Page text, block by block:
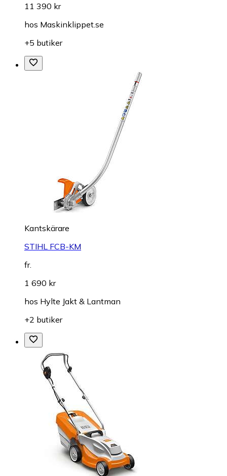
11 390 kr
hos Maskinklippet.se
+5 butiker
Kantskärare
STIHL FCB-KM
fr.
1 690 kr
hos Hylte Jakt & Lantman
+2 butiker